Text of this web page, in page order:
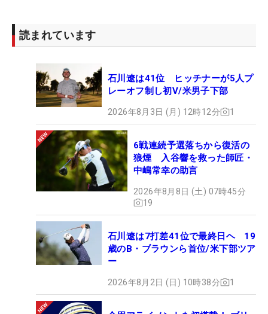
読まれています
石川遼は41位 ヒッチナーが5人プ
レーオフ制し初V/米男子下部
2026年8月3日 (月) 12時12分 1
6戦連続予選落ちから復活の
狼煙 入谷響を救った師匠・
中嶋常幸の助言
2026年8月8日 (土) 07時45分
19
石川遼は7打差41位で最終日ヘ 19
歳のB・ブラウンら首位/米下部ツア
ー
2026年8月2日 (日) 10時38分 1